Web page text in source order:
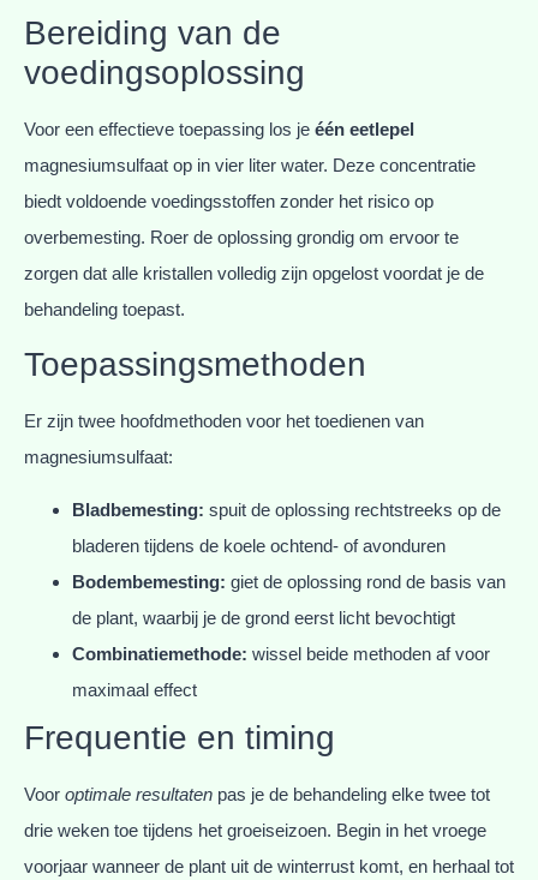
Bereiding van de
voedingsoplossing
Voor een effectieve toepassing los je één eetlepel
magnesiumsulfaat op in vier liter water. Deze concentratie
biedt voldoende voedingsstoffen zonder het risico op
overbemesting. Roer de oplossing grondig om ervoor te
zorgen dat alle kristallen volledig zijn opgelost voordat je de
behandeling toepast.
Toepassingsmethoden
Er zijn twee hoofdmethoden voor het toedienen van
magnesiumsulfaat:
Bladbemesting: spuit de oplossing rechtstreeks op de
bladeren tijdens de koele ochtend- of avonduren
Bodembemesting: giet de oplossing rond de basis van
de plant, waarbij je de grond eerst licht bevochtigt
Combinatiemethode: wissel beide methoden af voor
maximaal effect
Frequentie en timing
Voor optimale resultaten pas je de behandeling elke twee tot
drie weken toe tijdens het groeiseizoen. Begin in het vroege
voorjaar wanneer de plant uit de winterrust komt, en herhaal tot